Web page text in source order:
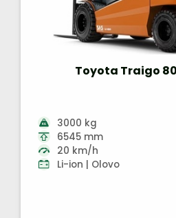
Toyota Traigo
3000 kg
6545 mm
20 km/h
Li-ion | Olovo